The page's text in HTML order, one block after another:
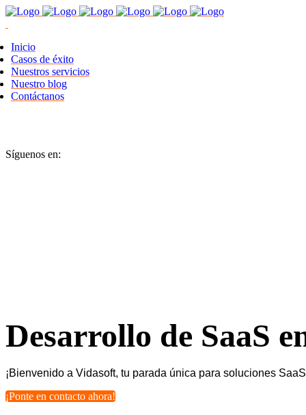
Inicio
Casos de éxito
Nuestros servicios
Nuestro blog
Contáctanos
Síguenos en:
Desarrollo de SaaS
¡Bienvenido a Vidasoft, tu parada única para soluciones
¡Ponte en contacto ahora!